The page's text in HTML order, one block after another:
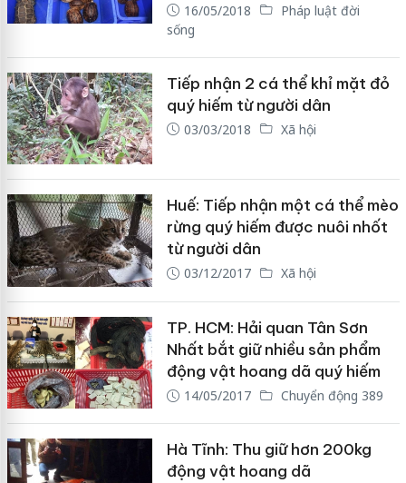
16/05/2018
Pháp luật đời
sống
Tiếp nhận 2 cá thể khỉ mặt đỏ
quý hiếm từ người dân
03/03/2018 Xã hội
Huế: Tiếp nhận một cá thể mèo
rừng quý hiếm được nuôi nhốt
từ người dân
03/12/2017 Xã hội
TP. HCM: Hải quan Tân Sơn
Nhất bắt giữ nhiều sản phẩm
động vật hoang dã quý hiếm
14/05/2017 Chuyển động 389
Hà Tĩnh: Thu giữ hơn 200kg
động vật hoang dã